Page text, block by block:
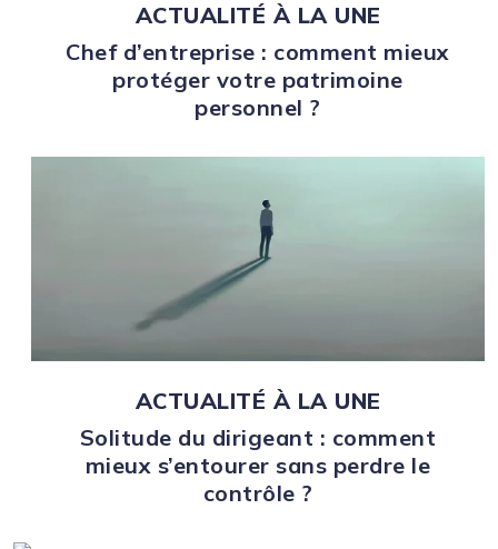
ACTUALITÉ À LA UNE
Chef d’entreprise : comment mieux
protéger votre patrimoine
personnel ?
ACTUALITÉ À LA UNE
Solitude du dirigeant : comment
mieux s’entourer sans perdre le
contrôle ?